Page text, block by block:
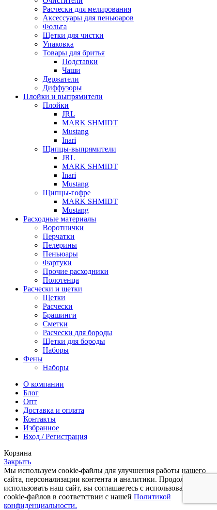
Расчески для мелирования
Аксессуары для пеньюаров
Фольга
Щетки для чистки
Упаковка
Товары для бритья
Подставки
Чаши
Держатели
Диффузоры
Плойки и выпрямители
Плойки
JRL
MARK SHMIDT
Mustang
Inari
Щипцы-выпрямители
JRL
MARK SHMIDT
Inari
Mustang
Щипцы-гофре
MARK SHMIDT
Mustang
Расходные материалы
Воротнички
Перчатки
Пелерины
Пеньюары
Фартуки
Прочие расходники
Полотенца
Расчески и щетки
Щетки
Расчески
Брашинги
Сметки
Расчески для бороды
Щетки для бороды
Наборы
Фены
Наборы
О компании
Блог
Опт
Доставка и оплата
Контакты
Избранное
Вход / Регистрация
Корзина
Закрыть
Мы используем cookie-файлы для улучшения работы нашего
сайта, персонализации контента и аналитики. Продолжая
использовать наш сайт, вы соглашаетесь с использованием
cookie-файлов в соответствии с нашей Политикой
конфиденциальности.